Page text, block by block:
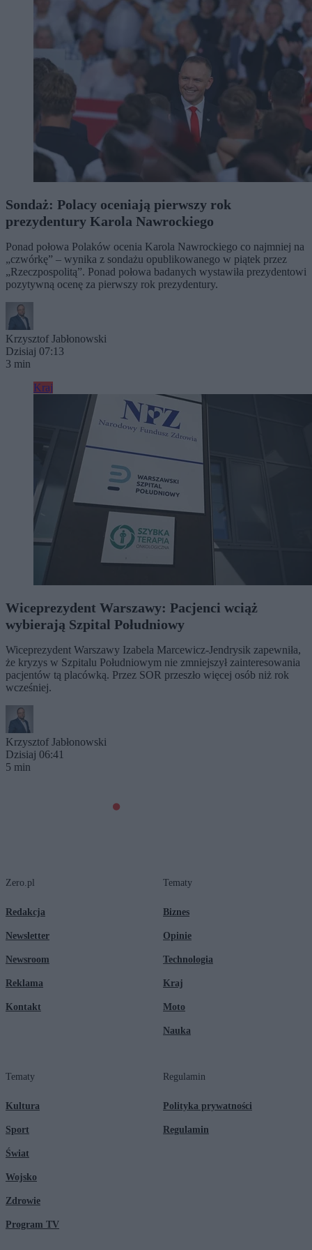
Sondaż: Polacy oceniają pierwszy rok
prezydentury Karola Nawrockiego
Ponad połowa Polaków ocenia Karola Nawrockiego co najmniej na
„czwórkę” – wynika z sondażu opublikowanego w piątek przez
„Rzeczpospolitą”. Ponad połowa badanych wystawiła prezydentowi
pozytywną ocenę za pierwszy rok prezydentury.
Krzysztof Jabłonowski
Dzisiaj 07:13
3 min
Kraj
Wiceprezydent Warszawy: Pacjenci wciąż
wybierają Szpital Południowy
Wiceprezydent Warszawy Izabela Marcewicz-Jendrysik zapewniła,
że kryzys w Szpitalu Południowym nie zmniejszył zainteresowania
pacjentów tą placówką. Przez SOR przeszło więcej osób niż rok
wcześniej.
Krzysztof Jabłonowski
Dzisiaj 06:41
5 min
Zero.pl
Redakcja
Newsletter
Newsroom
Reklama
Kontakt
Tematy
Biznes
Opinie
Technologia
Kraj
Moto
Nauka
Tematy
Kultura
Sport
Świat
Wojsko
Zdrowie
Program TV
Regulamin
Polityka prywatności
Regulamin